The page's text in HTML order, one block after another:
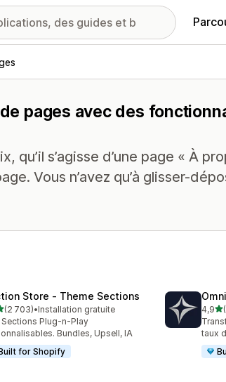
pages avec des
s’agisse d’une page « À
Vous n’avez qu’à glisser-
Store ‑ Theme Sections
sur 5
(2 703)
avis au total
•Installation gratuite
Plug-n-Play
Bundles, Upsell, IA
for Shopify
4,9
858
taux